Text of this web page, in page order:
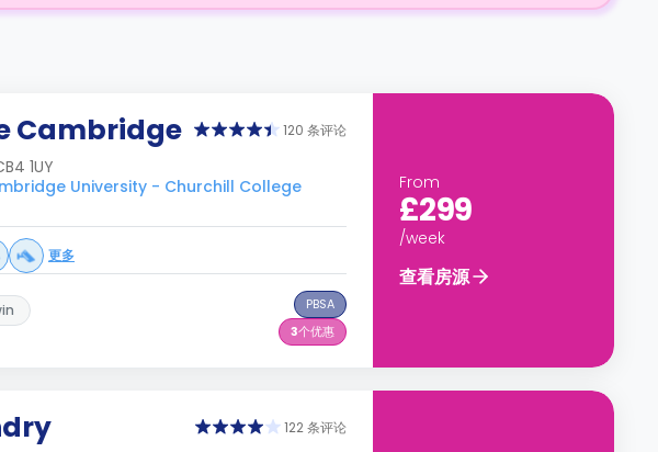
Cambridge 120 条评论
1UY
University - Churchill College
更多
PBSA
3个优惠
From
£299
/week
查看房源
122 条评论